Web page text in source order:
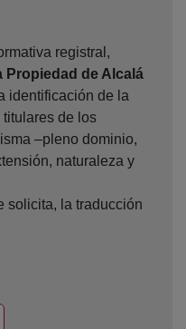
registral,
Propiedad de Alcalá
identificación de la
de los
–pleno dominio,
naturaleza y
solicita, la traducción
nueva